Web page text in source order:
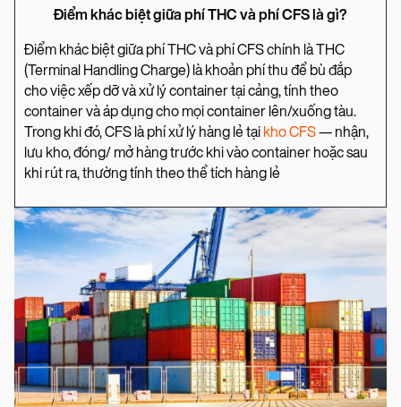
Điểm khác biệt giữa phí THC và phí CFS là gì?
Điểm khác biệt giữa phí THC và phí CFS chính là THC
(Terminal Handling Charge) là khoản phí thu để bù đắp
cho việc xếp dỡ và xử lý container tại cảng, tính theo
container và áp dụng cho mọi container lên/xuống tàu.
Trong khi đó, CFS là phí xử lý hàng lẻ tại kho CFS— nhận,
lưu kho, đóng/ mở hàng trước khi vào container hoặc sau
khi rút ra, thường tính theo thể tích hàng lẻ